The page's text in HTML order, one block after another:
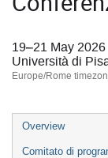
19–21 May 2026
Università di
Europe/Rome
Event
menu
Overview
Comitato di